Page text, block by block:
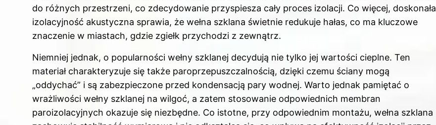
do różnych przestrzeni, co zdecydowanie przyspiesza cały proces izolacji. Co więcej, doskonała
izolacyjność akustyczna sprawia, że wełna szklana świetnie redukuje hałas, co ma kluczowe
znaczenie w miastach, gdzie zgiełk przychodzi z zewnątrz.
Niemniej jednak, o popularności wełny szklanej decydują nie tylko jej wartości cieplne. Ten
materiał charakteryzuje się także paroprzepuszczalnością, dzięki czemu ściany mogą
„oddychać” i są zabezpieczone przed kondensacją pary wodnej. Warto jednak pamiętać o
wrażliwości wełny szklanej na wilgoć, a zatem stosowanie odpowiednich membran
paroizolacyjnych okazuje się niezbędne. Co istotne, przy odpowiednim montażu, wełna szklana